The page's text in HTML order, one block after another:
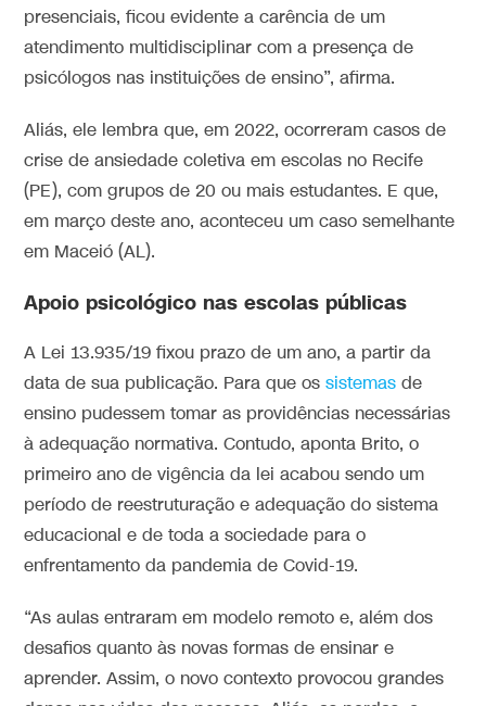
presenciais, ficou evidente a carência de um
atendimento multidisciplinar com a presença de
psicólogos nas instituições de ensino”, afirma.
Aliás, ele lembra que, em 2022, ocorreram casos de
crise de ansiedade coletiva em escolas no Recife
(PE), com grupos de 20 ou mais estudantes. E que,
em março deste ano, aconteceu um caso semelhante
em Maceió (AL).
Apoio psicológico nas escolas públicas
A Lei 13.935/19 fixou prazo de um ano, a partir da
data de sua publicação. Para que ossistemas de
ensino pudessem tomar as providências necessárias
à adequação normativa. Contudo, aponta Brito, o
primeiro ano de vigência da lei acabou sendo um
período de reestruturação e adequação do sistema
educacional e de toda a sociedade para o
enfrentamento da pandemia de Covid-19.
“As aulas entraram em modelo remoto e, além dos
desafios quanto às novas formas de ensinar e
aprender. Assim, o novo contexto provocou grandes